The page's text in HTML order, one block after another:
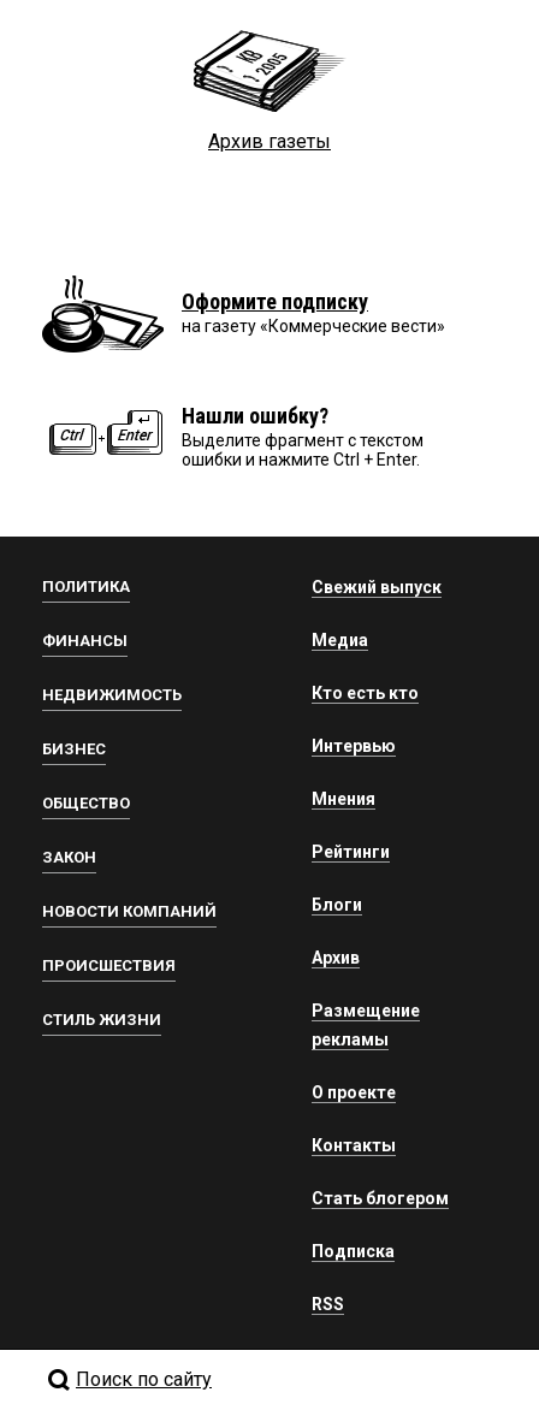
Архив газеты
Оформите подписку
на газету «Коммерческие вести»
Нашли ошибку?
Выделите фрагмент с текстом
ошибки и нажмите Ctrl + Enter.
ПОЛИТИКА
ФИНАНСЫ
НЕДВИЖИМОСТЬ
БИЗНЕС
ОБЩЕСТВО
ЗАКОН
НОВОСТИ КОМПАНИЙ
ПРОИСШЕСТВИЯ
СТИЛЬ ЖИЗНИ
Свежий выпуск
Медиа
Кто есть кто
Интервью
Мнения
Рейтинги
Блоги
Архив
Размещение
рекламы
О проекте
Контакты
Стать блогером
Подписка
RSS
Поиск по сайту